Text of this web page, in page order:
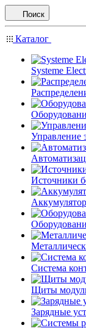
Поиск
Каталог
Systeme
Управление
Источники
Система
Щиты
Зарядные